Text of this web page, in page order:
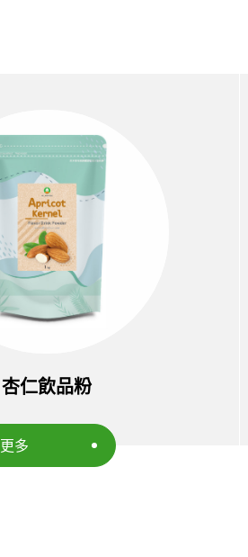
杏仁飲品粉
更多